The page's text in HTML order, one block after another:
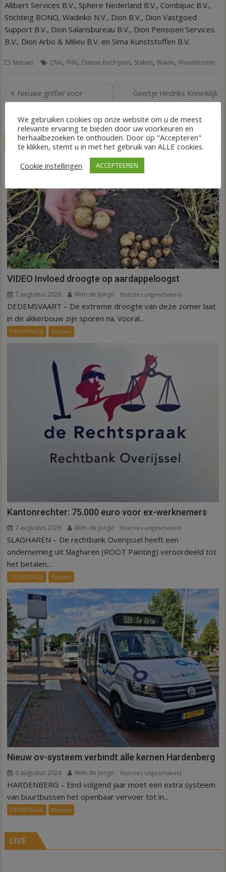
Allibert Services B.V., Sphere Nederland B.V., Combipac B.V.,
Stichting BONO, Wadinko N.V., Dion B.V., Dion Vastgoed
Support B.V., Dion Salarisbureau B.V., Dion Pensioen Services
B.V., Dion Arbo & Milieu B.V. en Sima Kunststoffen B.V.
Nieuws CNV, FNV, Owase-bedrijven, Staken,Wavin,Wavinterrein
Bericht
navigatie
Nieuwe griffier voor
gemeenteraad Ommen
Geertje Hindriks Koninklijk
onderscheiden
GERELATEERDE BERICHTEN
VIDEO Invloed droogte op aardappeloogst
7 augustus 2026 Wim de Jonge Reacties uitgeschakeld
VIDEO
DEDEMSVAART – De extreme droogte van deze zomer laat
in de akkerbouw zijn sporen na. Vooral...
FRONTPAGE Nieuws
Kantonrechter: 75.000 euro voor ex-werknemers
7 augustus 2026 Wim de Jonge Reacties uitgeschakeld
75.000
werknemers
SLAGHAREN – De rechtbank Overijssel heeft een
onderneming uit Slagharen (ROOT Painting) veroordeeld tot
het betalen...
FRONTPAGE Nieuws
Nieuw ov-systeem verbindt alle kernen Hardenberg
6 augustus 2026 Wim de Jonge Reacties uitgeschakeld
Nieuw
Hardenberg
HARDENBERG – Eind volgend jaar moet een extra systeem
van buurtbussen het openbaar vervoer tot in...
FRONTPAGE Nieuws
LIVE
We gebruiken cookies op onze website om u de meest
relevante ervaring te bieden door uw voorkeuren en
herhaalbezoeken te onthouden. Door op "Accepteren"
te klikken, stemt u in met het gebruik van ALLE cookies.
Cookie instellingen
ACCEPTEEREN